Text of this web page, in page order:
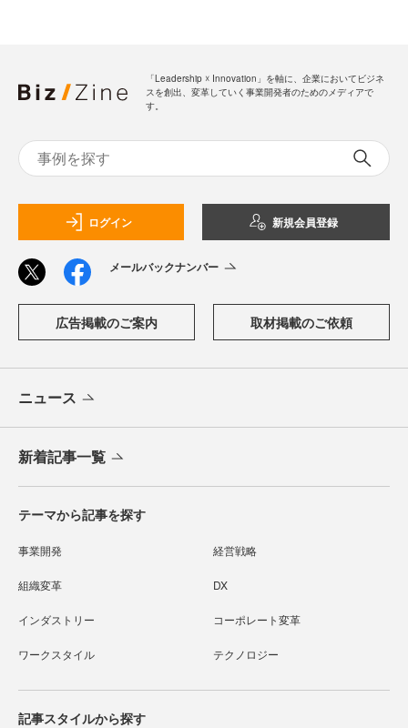
「Leadership ☓ Innovation」を軸に、企業においてビジネ
スを創出、変革していく事業開発者のためのメディアで
す。
ログイン 新規会員登録
メールバックナンバー
広告掲載のご案内 取材掲載のご依頼
ニュース
新着記事一覧
テーマから記事を探す
事業開発 経営戦略
組織変革 DX
インダストリー コーポレート変革
ワークスタイル テクノロジー
記事スタイルから探す